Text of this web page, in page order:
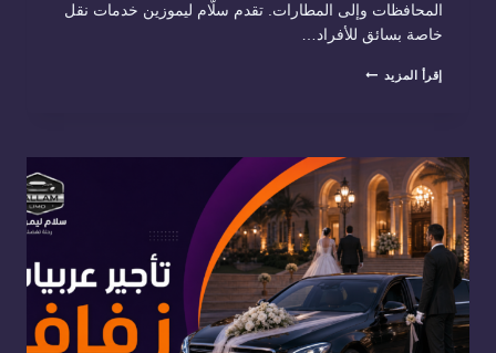
المحافظات وإلى المطارات. تقدم سلّام ليموزين خدمات نقل
خاصة بسائق للأفراد…
إقرأ المزيد افضل
مصر:
كيف
تختار
الخدمة
المناسبة؟